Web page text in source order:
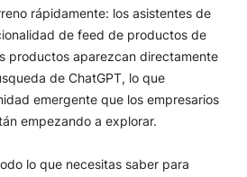
rápidamente: los asistentes de
de feed de productos de
productos aparezcan directamente
de ChatGPT, lo que
emergente que los empresarios
empezando a explorar.
lo que necesitas saber para